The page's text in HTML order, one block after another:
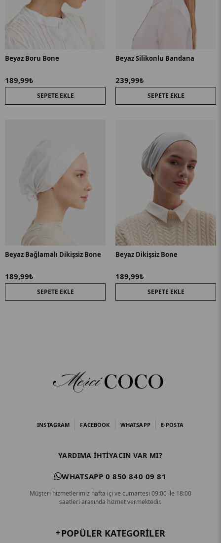
Beyaz Boru Bone
189,99₺
SEPETE EKLE
Beyaz Silikonlu Bandana
239,99₺
SEPETE EKLE
Beyaz Bağlamalı Dikişsiz Bone
189,99₺
SEPETE EKLE
Beyaz Dikişsiz Bone
189,99₺
SEPETE EKLE
INSTAGRAM FACEBOOK WHATSAPP E-POSTA
YARDIMA IHTIYACIN VAR MI?
WHATSAPP 0 850 840 09 81
Müşteri hizmetlerimiz hafta içi ve cumartesi 09:00 ile 18:00
saatleri arasında hizmet vermektedir.
POPÜLER KATEGORILER